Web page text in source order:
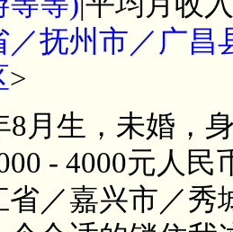
／抚州市／广昌
>
8月生，未婚，
- 4000元人
省／嘉兴市／